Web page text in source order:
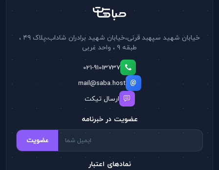
خیابان شهید سپهبد قرنی،خیابان شهید برادران شاداب،پلاک ۴۹ ،
طبقه ۹ ، واحد غربی
021-91013737
mail@saba.host
ارسال تیکت
عضویت در خبرنامه
عضویت
نمادهای اعتبار